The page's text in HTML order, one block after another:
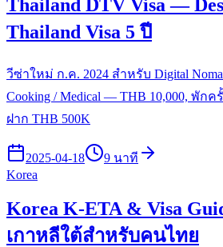
Thailand DTV Visa —
Thailand Visa 5 ปี
วีซ่าใหม่ ก.ค. 2024 สำหรับ Digital
Cooking / Medical — THB 10,000, พักค
ฝาก THB 500K
2025-04-18
9 นาที
Korea
Korea K-ETA & Visa
เกาหลีใต้สำหรับคนไทย